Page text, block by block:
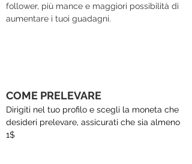
follower, più mance e maggiori possibilità di
aumentare i tuoi guadagni.
COME PRELEVARE
Dirigiti nel tuo profilo e scegli la moneta che
desideri prelevare, assicurati che sia almeno
1$